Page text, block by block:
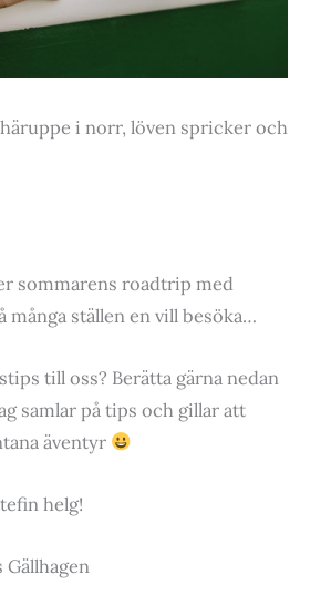
i norr, löven spricker och
sommarens roadtrip med
många ställen en vill besöka…
till oss? Berätta gärna nedan
samlar på tips och gillar att
äventyr
helg!
Gällhagen